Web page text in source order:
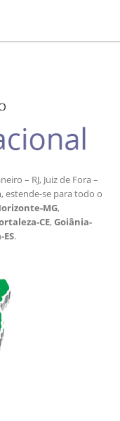
– RJ, Juiz de Fora –
estende-se para todo o
MG,
CE,Goiânia-
.